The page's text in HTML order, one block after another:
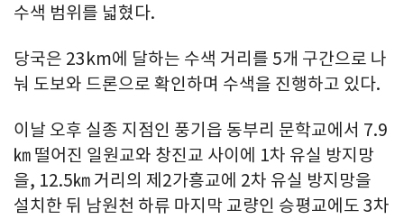
수색 범위를 넓혔다.
당국은 23km에 달하는 수색 거리를 5개 구간으로 나
눠 도보와 드론으로 확인하며 수색을 진행하고 있다.
이날 오후 실종 지점인 풍기읍 동부리 문학교에서 7.9
㎞ 떨어진 일원교와 창진교 사이에 1차 유실 방지망
을, 12.5㎞ 거리의 제2가흥교에 2차 유실 방지망을
설치한 뒤 남원천 하류 마지막 교량인 승평교에도 3차